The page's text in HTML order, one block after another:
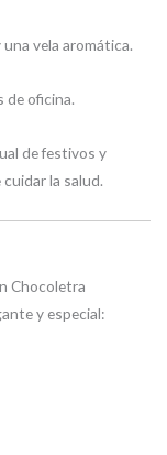
vela aromática.
de oficina.
de festivos y
la salud.
Chocoletra
y especial: